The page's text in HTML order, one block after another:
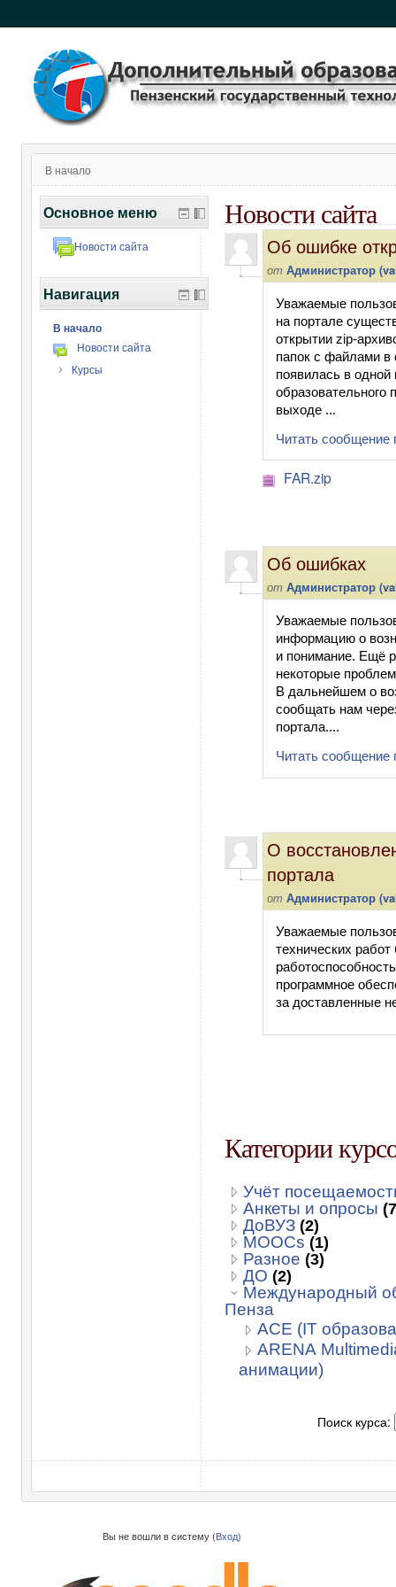
В начало
Новости сайта
Об ошибке
отАдминистратор
Уважаемые
на портале
открытии zip-
папок с файлами
появилась в
образовательного
выходе ...
Читать сообщение
FAR.zip
Об ошибках
отАдминистратор
Уважаемые
информацию о
и понимание. Ещё
некоторые
В дальнейшем о
сообщать нам
портала....
Читать сообщение
О
портала
отАдминистратор
Уважаемые
технических
программное
за доставленные
Категории
Учёт
Анкеты и опросы
ДоВУЗ (2)
MOOCs (1)
Разное (3)
ДО (2)
Международный
Пенза
ACE (IT
ARENA
анимации)
Поиск курса:
Основное меню
Новости сайта
Навигация
В начало
Новости сайта
Курсы
Вы не вошли в систему (Вход)